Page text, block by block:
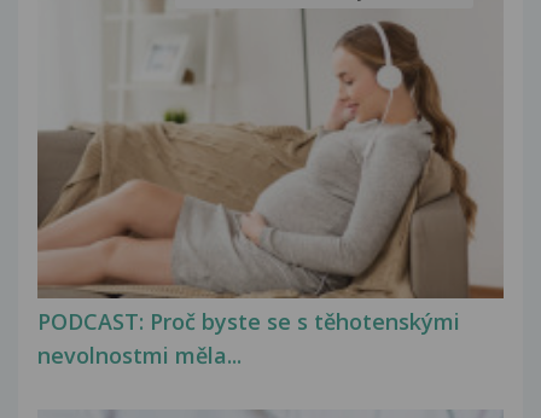
PODCAST: Proč byste se s těhotenskými
nevolnostmi měla...